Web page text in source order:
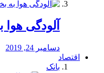
آلودگی
دسامبر 24, 2019
اقتصاد
بانک